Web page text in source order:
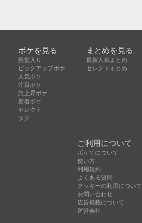
ボケを見る
殿堂入り
ピックアップボケ
人気ボケ
注目ボケ
急上昇ボケ
新着ボケ
セレクト
タグ
まとめを見る
最新人気まとめ
セレクトまとめ
ご利用について
ボケてについて
使い方
利用規約
よくある質問
クッキーの利用について
お問い合わせ
広告掲載について
運営会社